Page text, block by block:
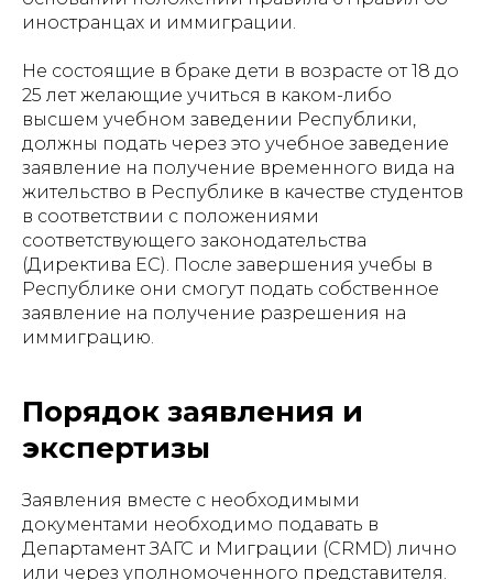
иностранцах и иммиграции.
Не состоящие в браке дети в возрасте от 18 до
25 лет желающие учиться в каком-либо
высшем учебном заведении Республики,
должны подать через это учебное заведение
заявление на получение временного вида на
жительство в Республике в качестве студентов
в соответствии с положениями
соответствующего законодательства
(Директива ЕС). После завершения учебы в
Республике они смогут подать собственное
заявление на получение разрешения на
иммиграцию.
Порядок заявления и
экспертизы
Заявления вместе с необходимыми
документами необходимо подавать в
Департамент ЗАГС и Миграции (CRMD) лично
или через уполномоченного представителя.